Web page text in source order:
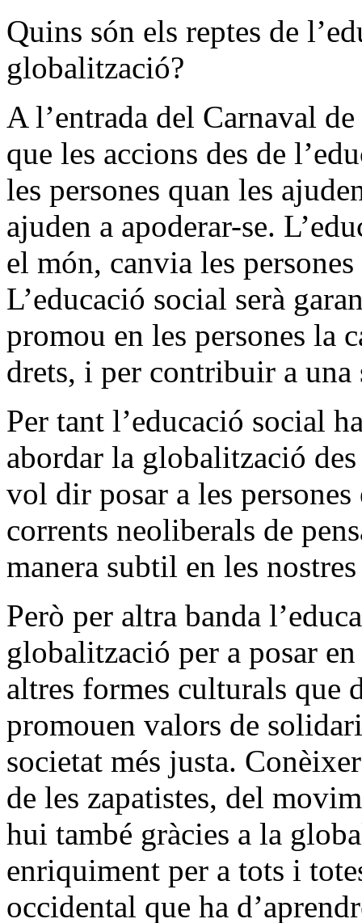
Quins són els reptes de
globalització?
A l’entrada del Carnaval
que les accions des de
les persones quan les
ajuden a apoderar-se.
el món, canvia les
L’educació social serà
promou en les persones la
drets, i per contribuir a una
Per tant l’educació social
abordar la globalització
vol dir posar a les
corrents neoliberals de
manera subtil en les
Però per altra banda
globalització per a posar
altres formes culturals que
promouen valors de
societat més justa.
de les zapatistes, del
hui també gràcies a la
enriquiment per a tots i
occidental que ha